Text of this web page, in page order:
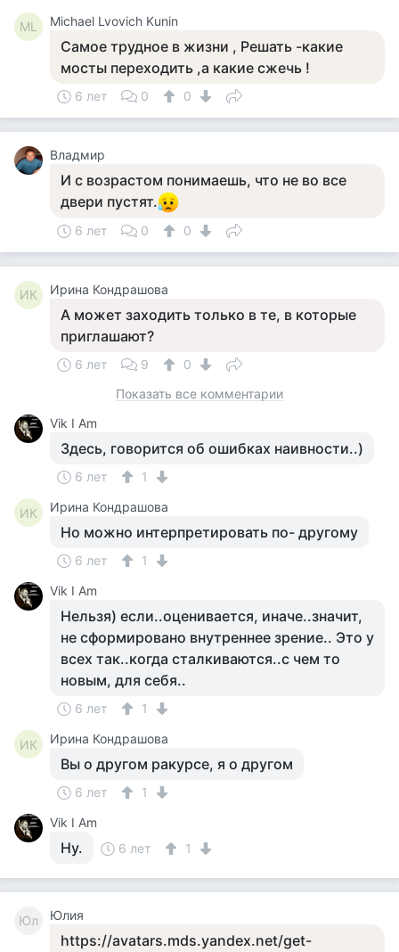
ML Michael Lvovich Kunin
Самое трудное в жизни , Решать -какие
мосты переходить ,а какие сжечь !
6 лет 0 0
Владмир
И с возрастом понимаешь, что не во все
двери пустят.
6 лет 0 0
ИК Ирина Кондрашова
А может заходить только в те, в которые
приглашают?
6 лет 9
0
Показать все комментарии
Vik I Am
Здесь, говорится об ошибках наивности..)
6 лет 1
ИК Ирина Кондрашова
Но можно интерпретировать по- другому
6 лет
1
Vik I Am
Нельзя) если..оценивается, иначе..значит,
не сформировано внутреннее зрение.. Это у
всех так..когда сталкиваются..с чем то
новым, для себя..
6 лет 1
ИК Ирина Кондрашова
Вы о другом ракурсе, я о другом
6 лет
1
Vik I Am
Ну. 6 лет 1
Юл Юлия
https://avatars.mds.yandex.net/get-